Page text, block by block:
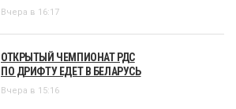
Вчера в 16:17
ОТКРЫТЫЙ ЧЕМПИОНАТ РДС
ПО ДРИФТУ ЕДЕТ В БЕЛАРУСЬ
Вчера в 15:16